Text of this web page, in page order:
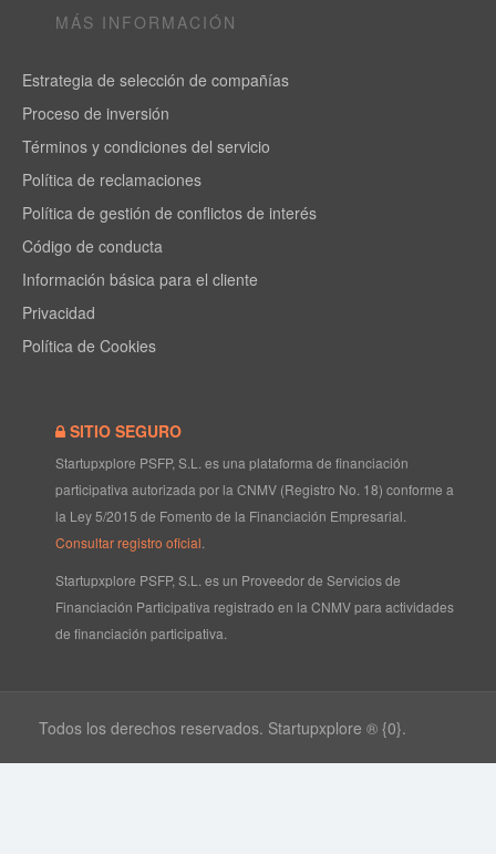
MÁS INFORMACIÓN
Estrategia de selección de compañías
Proceso de inversión
Términos y condiciones del servicio
Política de reclamaciones
Política de gestión de conflictos de interés
Código de conducta
Información básica para el cliente
Privacidad
Política de Cookies
SITIO SEGURO
Startupxplore PSFP, S.L. es una plataforma de financiación
participativa autorizada por la CNMV (Registro No. 18) conforme a
la Ley 5/2015 de Fomento de la Financiación Empresarial.
Consultar registro oficial
Startupxplore PSFP, S.L. es un Proveedor de Servicios de
Financiación Participativa registrado en la CNMV para actividades
de financiación participativa.
Todos los derechos reservados. Startupxplore ® {0}.